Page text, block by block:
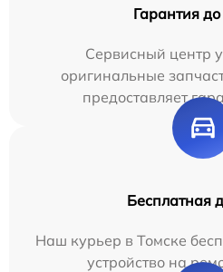
Гарантия
Сервисный центр
оригинальные
предоставляет
Бесплатная
Наш курьер в Томске
устройство на